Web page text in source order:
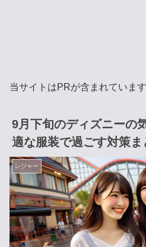
当サイトはPRが含まれています
9月下旬のディズニーの
適な服装で過ごす対策ま
レジャー